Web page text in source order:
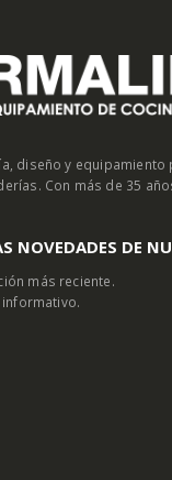
diseño y equipamiento
Con más de 35
NOVEDADES DE
más reciente.